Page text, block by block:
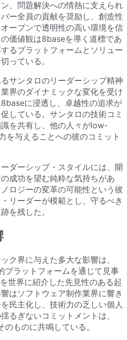
、問題解決への情熱に支えられ
ー全員の貢献を奨励し、創造性
ープンで透明性の高い環境を信
価値観は8baseを導く道標であ
るプラットフォームとソリュー
っている。
サンタロのリーダーシップ精神
界のダイナミックな変化を受け
に浸透し、卓越性の追求が
している。サンタロの技術コミ
を共有し、他の人々がlow-
を与えることへの彼のコミット
ダーシップ・スタイルには、開
成功を望む純粋な気持ちがあ
ロジーの変革の可能性という彼
リーダーが模範とし、守るべき
を残した。
ク界に与えた多大な影響は、
プラットフォームを通じて見事
世界に紹介した先見性のある起
はソフトウェア制作業界に響き
民主化し、技術力の乏しい個人
るぎないコミットメントは、
ものに共鳴している。